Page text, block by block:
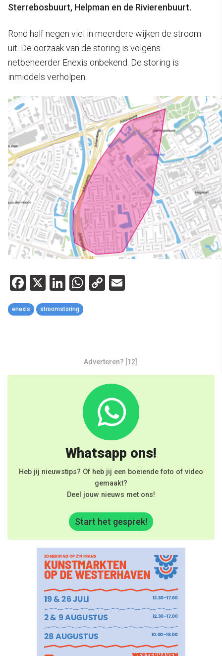
Sterrebosbuurt, Helpman en de Rivierenbuurt.
Rond half negen viel in meerdere wijken de stroom
uit. De oorzaak van de storing is volgens
netbeheerder Enexis onbekend. De storing is
inmiddels verholpen.
Facebook
X LinkedIn
WhatsApp
Copy
enexis stroomstoring
Adverteren? [12]
Whatsapp ons!
Heb jij nieuwstips? Of heb jij een boeiende foto of video
gemaakt?
Deel jouw nieuws met ons!
Start het gesprek!